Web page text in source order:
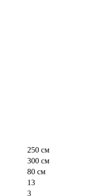
250 см
300 см
80 см
13
3